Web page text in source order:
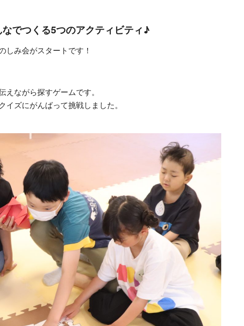
でつくる5つのアクティビティ♪
しみ会がスタートです！
ながら探すゲームです。
ズにがんばって挑戦しました。